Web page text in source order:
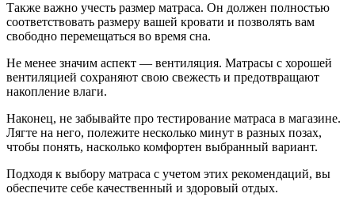
Также важно учесть размер матраса. Он должен полностью
соответствовать размеру вашей кровати и позволять вам
свободно перемещаться во время сна.
Не менее значим аспект — вентиляция. Матрасы с хорошей
вентиляцией сохраняют свою свежесть и предотвращают
накопление влаги.
Наконец, не забывайте про тестирование матраса в магазине.
Лягте на него, полежите несколько минут в разных позах,
чтобы понять, насколько комфортен выбранный вариант.
Подходя к выбору матраса с учетом этих рекомендаций, вы
обеспечите себе качественный и здоровый отдых.